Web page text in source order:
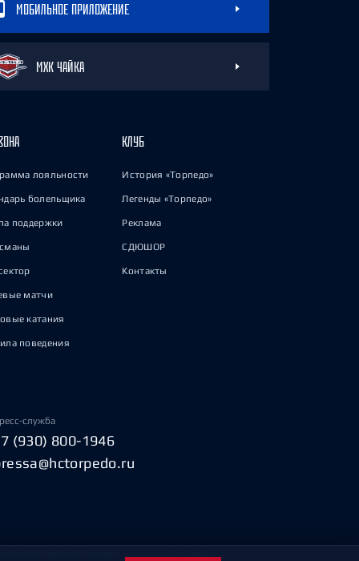
МОБИЛЬНОЕ ПРИЛОЖЕНИЕ
МХК ЧАЙКА
лояльности
болельщика
поддержки
матчи
катания
поведения
КЛУБ
История «Торпедо»
Легенды «Торпедо»
Реклама
СДЮШОР
Контакты
служба
(930) 800-1946